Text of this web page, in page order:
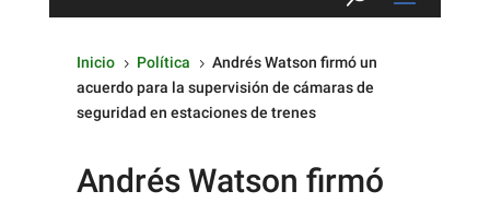
Inicio 5 Política 5 Andrés Watson firmó un
acuerdo para la supervisión de cámaras de
seguridad en estaciones de trenes
Andrés Watson firmó